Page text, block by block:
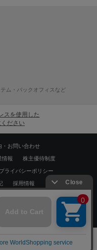
ム・バックオフィスなど
スを使用した
ださい
・お問い合わせ
情報 株主優待制度
プライバシーポリシー
採用情報
rights reserved.
｜PC